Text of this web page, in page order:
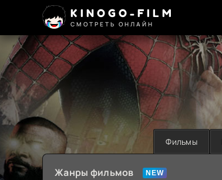
KINOGO-FILM
СМОТРЕТЬ ОНЛАЙН
Фильмы
Жанры фильмов